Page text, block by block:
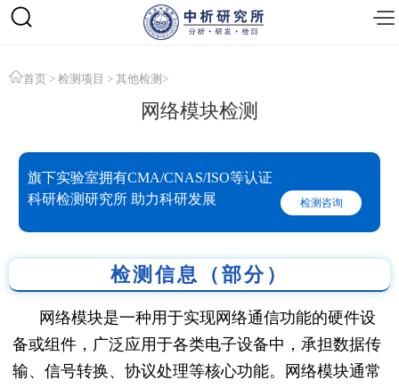
首页 > 检测项目 > 其他检测 >
网络模块检测
旗下实验室拥有CMA/CNAS/ISO等认证
科研检测研究所 助力科研发展
检测咨询
检测信息（部分）
网络模块是一种用于实现网络通信功能的硬件设
备或组件，广泛应用于各类电子设备中，承担数据传
输、信号转换、协议处理等核心功能。网络模块通常